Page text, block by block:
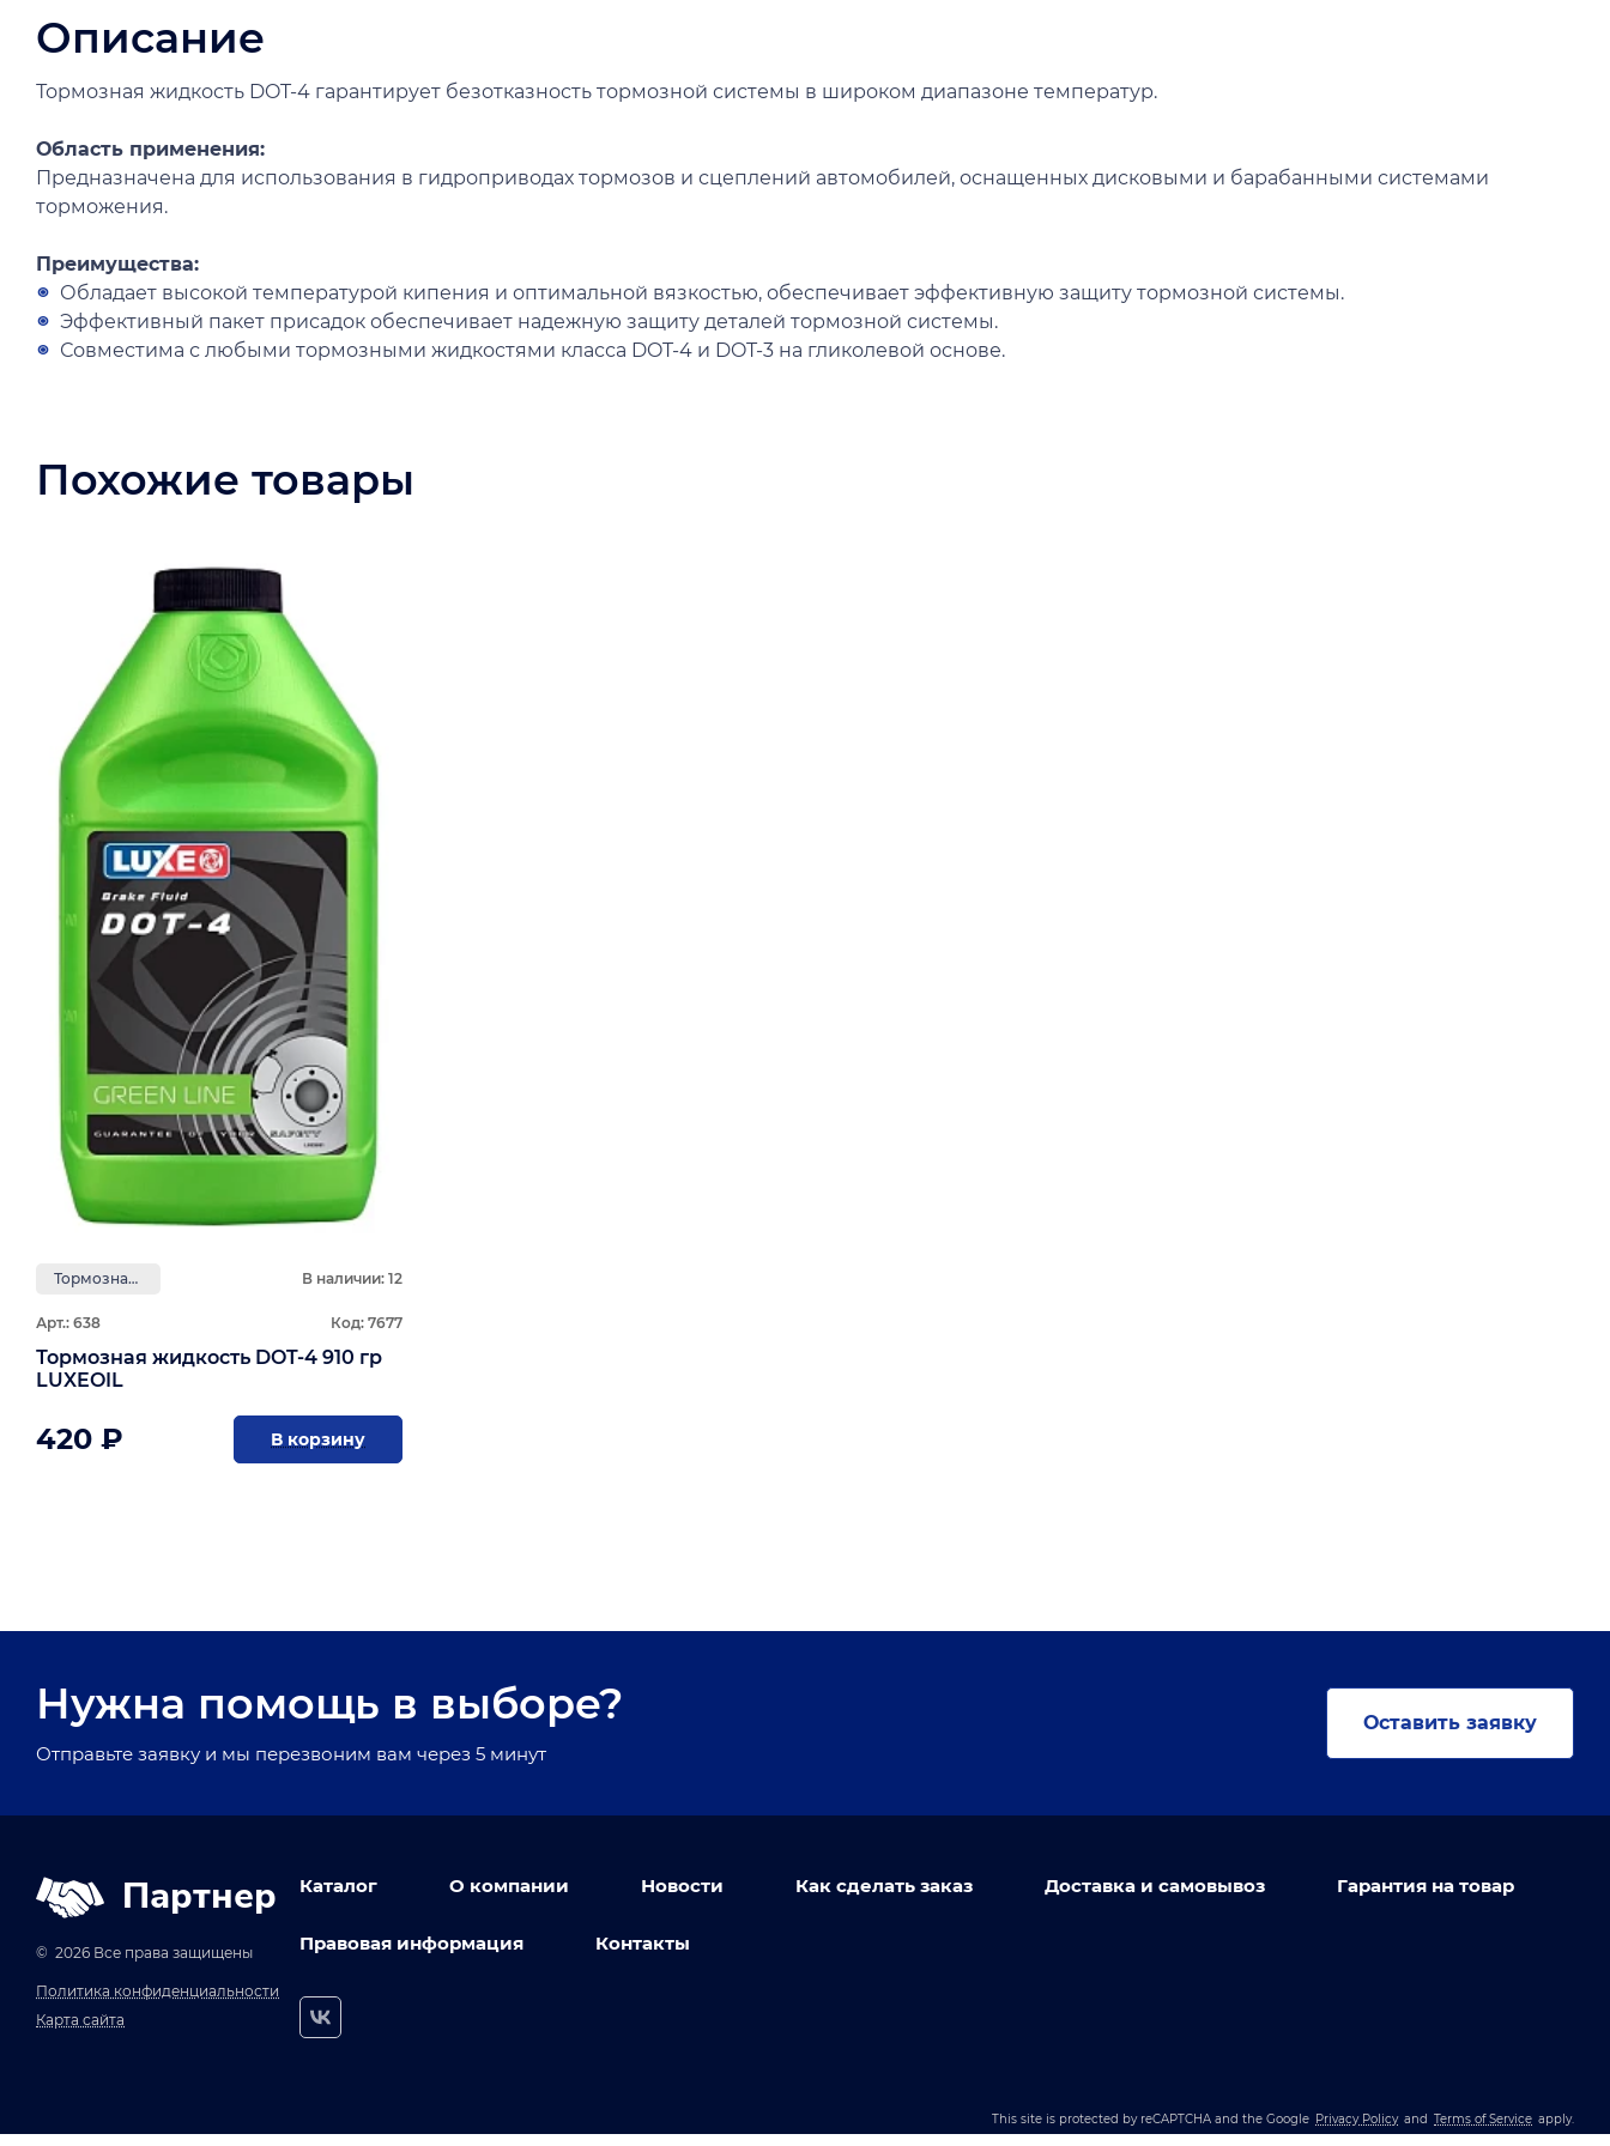
Описание
Тормозная жидкость DOT-4 гарантирует безотказность тормозной системы в широком диапазоне температур.
Область применения:
Предназначена для использования в гидроприводах тормозов и сцеплений автомобилей, оснащенных дисковыми и барабанными системами
торможения.
Преимущества:
Обладает высокой температурой кипения и оптимальной вязкостью, обеспечивает эффективную защиту тормозной системы.
Эффективный пакет присадок обеспечивает надежную защиту деталей тормозной системы.
Совместима с любыми тормозными жидкостями класса DOT-4 и DOT-3 на гликолевой основе.
Похожие товары
Тормозная жидкость В наличии: 12
Арт.: 638 Код: 7677
Тормозная жидкость DOT-4 910 гр
LUXEOIL
420 ₽ В корзину
Нужна помощь в выборе?
Отправьте заявку и мы перезвоним вам через 5 минут
Оставить заявку
Партнер
© 2026 Все права защищены
Политика конфиденциальности
Карта сайта
Каталог О компании Новости Как сделать заказ Доставка и самовывоз Гарантия на товар
Правовая информация Контакты
This site is protected by reCAPTCHA and the Google Privacy Policyand Terms of Service apply.